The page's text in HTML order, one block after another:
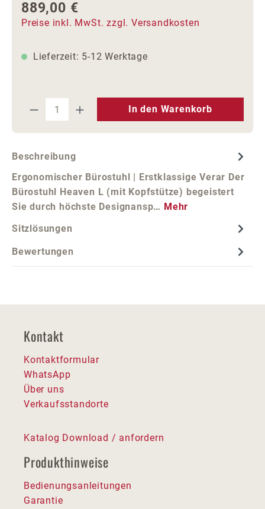
Regulärer Preis:
889,00 €
Preise inkl. MwSt. zzgl. Versandkosten
Lieferzeit: 5-12 Werktage
Produkt Anzahl: Gib den
In den Warenkorb
Beschreibung
Ergonomischer Bürostuhl | Erstklassige Verar Der
Bürostuhl Heaven L (mit Kopfstütze) begeistert
Sie durch höchste Designansp… Mehr
Sitzlösungen
Bewertungen
Kontakt
Kontaktformular
WhatsApp
Über uns
Verkaufsstandorte
Katalog Download / anfordern
Produkthinweise
Bedienungsanleitungen
Garantie